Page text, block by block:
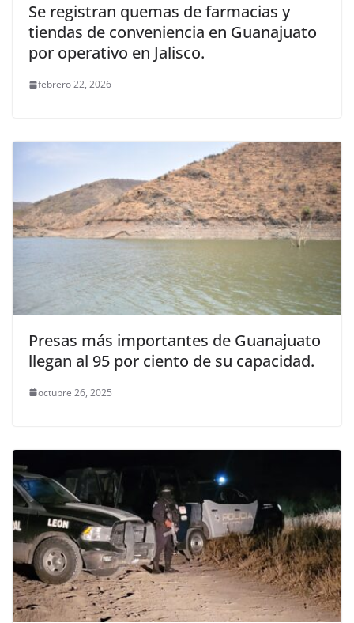
Se registran quemas de farmacias y
tiendas de conveniencia en Guanajuato
por operativo en Jalisco.
febrero 22, 2026
Presas más importantes de Guanajuato
llegan al 95 por ciento de su capacidad.
octubre 26, 2025